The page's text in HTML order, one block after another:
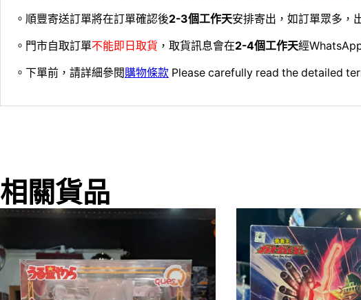
。順豐寄送訂單將在訂單確認後2-3個工作天安排寄出，如訂單眾多，
。門市自取訂單不能即日取貨 ，取貨訊息會在2-4個工作天經
。下單前，請詳細參閱購物條款 Please carefully read the detailed
相關貨品